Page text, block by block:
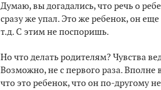
Думаю, вы догадались, что речь о
сразу же упал. Это же ребенок, он
т.д. С этим не поспоришь.
Но что делать родителям? Чувства
Возможно, не с первого раза. Вполне
что это ребенок, что он по-другому